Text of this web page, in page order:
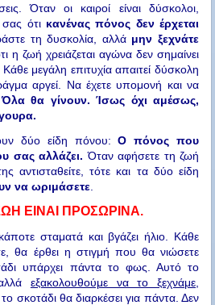
Όταν οι καιροί είναι δύσκολοι,
ότι κανένας πόνος δεν έρχεται
τη δυσκολία, αλλά μην ξεχνάτε
η ζωή χρειάζεται αγώνα δεν σημαίνει
μεγάλη επιτυχία απαιτεί δύσκολη
αργεί. Να έχετε υπομονή και να
Όλα θα γίνουν. Ίσως όχι αμέσως,
δύο είδη πόνου:Ο πόνος που
σας αλλάζει. Όταν αφήσετε τη ζωή
αντισταθείτε, τότε και τα δύο είδη
να ωριμάσετε
ΕΙΝΑΙ ΠΡΟΣΩΡΙΝΑ.
σταματά και βγάζει ήλιο. Κάθε
θα έρθει η στιγμή που θα νιώσετε
υπάρχει πάντα το φως. Αυτό το
εξακολουθούμε να το ξεχνάμε
σκοτάδι θα διαρκέσει για πάντα. Δεν